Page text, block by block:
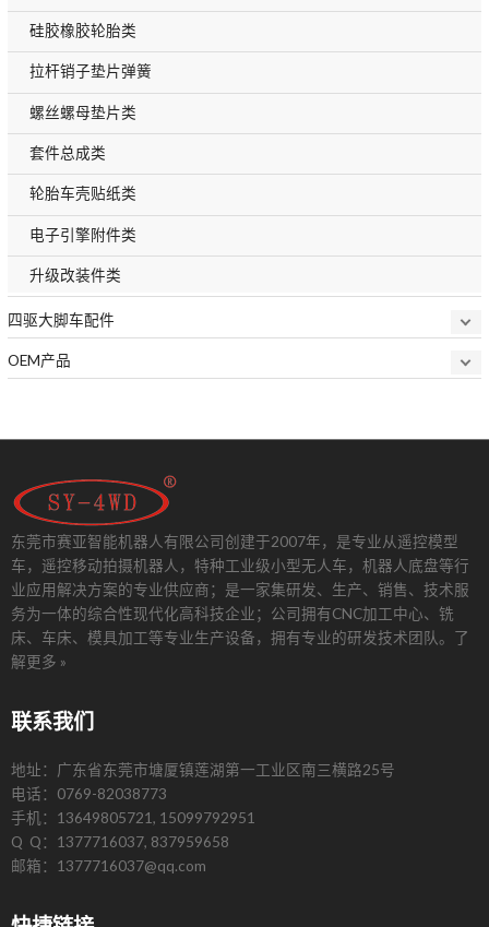
硅胶橡胶轮胎类
拉杆销子垫片弹簧
螺丝螺母垫片类
套件总成类
轮胎车壳贴纸类
电子引擎附件类
升级改装件类
四驱大脚车配件
OEM产品
东莞市赛亚智能机器人有限公司创建于2007年，是专业从遥控模型
车，遥控移动拍摄机器人，特种工业级小型无人车，机器人底盘等行
业应用解决方案的专业供应商；是一家集研发、生产、销售、技术服
务为一体的综合性现代化高科技企业；公司拥有CNC加工中心、铣
床、车床、模具加工等专业生产设备，拥有专业的研发技术团队。 了
解更多 »
联系我们
地址：广东省东莞市塘厦镇莲湖第一工业区南三横路25号
电话：0769-82038773
手机：13649805721, 15099792951
Q Q：1377716037, 837959658
邮箱：1377716037@qq.com